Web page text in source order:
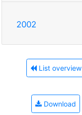
2002
List overview
Download